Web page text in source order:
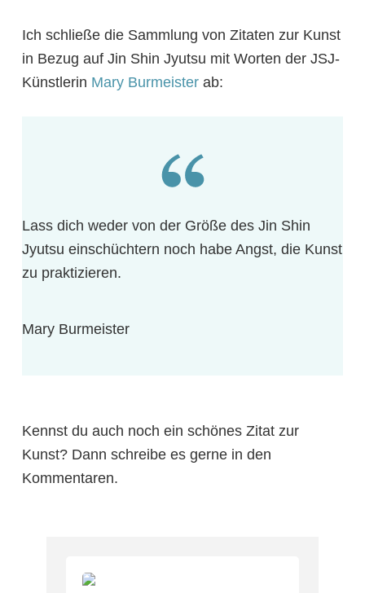
Ich schließe die Sammlung von Zitaten zur Kunst
in Bezug auf Jin Shin Jyutsu mit Worten der JSJ-
Künstlerin Mary Burmeister ab:
Lass dich weder von der Größe des Jin Shin
Jyutsu einschüchtern noch habe Angst, die Kunst
zu praktizieren.
Mary Burmeister
Kennst du auch noch ein schönes Zitat zur
Kunst? Dann schreibe es gerne in den
Kommentaren.